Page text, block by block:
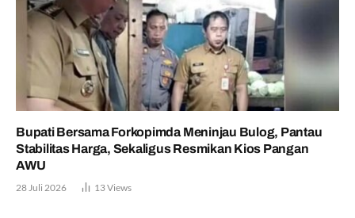
Bupati Bersama Forkopimda Meninjau Bulog, Pantau
Stabilitas Harga, Sekaligus Resmikan Kios Pangan
AWU
28 Juli 2026 13Views